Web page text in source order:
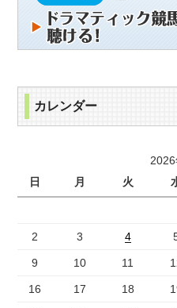
カレンダー
2026
日
月 火
2 3 4
9 10 11
16 17 18